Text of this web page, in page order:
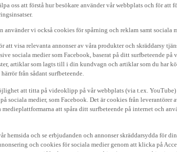
oss att förstå hur besökare använder vår webbplats och för att
använder vi också cookies för spårning och reklam samt sociala
att visa relevanta annonser av våra produkter och skräddarsy
sociala medier som Facebook, baserat på ditt surfbeteende på
artiklar som lagts till i din kundvagn och artiklar som du har
från sådant surfbeteende.
att titta på videoklipp på vår webbplats (via t.ex. YouTube)
sociala medier, som Facebook. Det är cookies från leverantörer
att spåra ditt surfbeteende på internet och
och se erbjudanden och annonser skräddarsydda för
och cookies för sociala medier genom att klicka på